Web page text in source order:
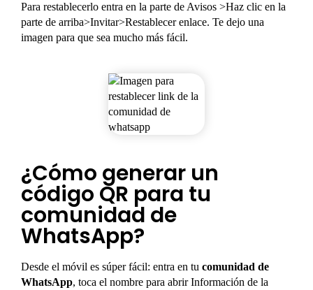
Para restablecerlo entra en la parte de Avisos >Haz clic en la
parte de arriba>Invitar>Restablecer enlace. Te dejo una
imagen para que sea mucho más fácil.
¿Cómo generar un
código QR para tu
comunidad de
WhatsApp?
Desde el móvil es súper fácil: entra en tu comunidad de
WhatsApp, toca el nombre para abrir Información de la